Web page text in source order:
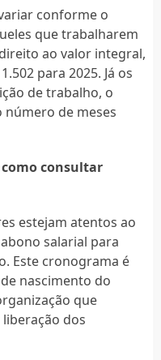
conforme o
que trabalharem
ao valor integral,
para 2025. Já os
de trabalho, o
de meses
consultar
estejam atentos ao
salarial para
Este cronograma é
nascimento do
que
dos